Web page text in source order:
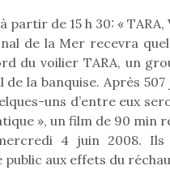
partir de 15 h 30: «
de la Mer recevra
du voilier TARA, un
de la banquise. Après
uns d’entre eux
», un film de 90
4 juin 2008. Ils
public aux effets du